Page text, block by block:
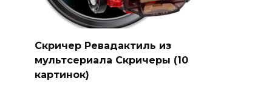
Скричер Ревадактиль из
мультсериала Скричеры (10
картинок)